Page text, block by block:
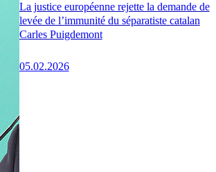
La justice européenne rejette la demande de
levée de l’immunité du séparatiste catalan
Carles Puigdemont
05.02.2026